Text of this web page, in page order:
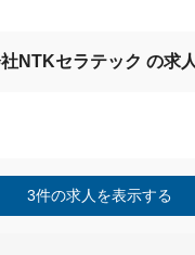
NTKセラテック の求
3件の求人を表示する